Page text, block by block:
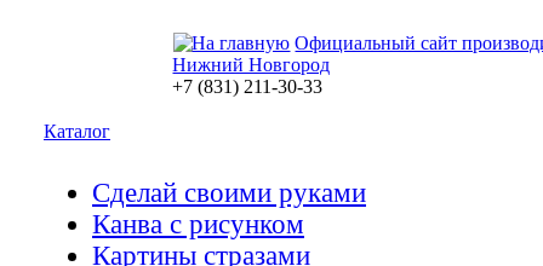
Официальный сайт
Нижний Новгород
+7 (831) 211-30-33
Каталог
Сделай своими руками
Канва с рисунком
Картины стразами